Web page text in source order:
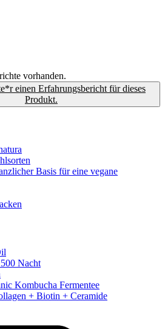
vorhanden.
einen Erfahrungsbericht für dieses
Produkt.
Basis für eine vegane
Nacht
Kombucha Fermentee
+ Biotin + Ceramide